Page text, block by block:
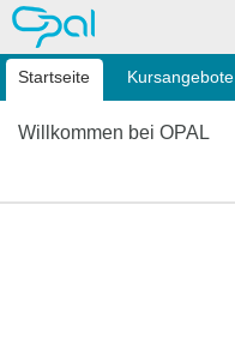
OPAL
Startseite Kursangebote
Willkommen bei OPAL